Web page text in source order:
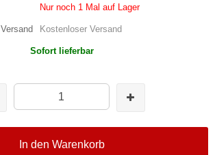
Nur noch 1 Mal auf Lager
Versand Kostenloser Versand
Sofort lieferbar
In den Warenkorb